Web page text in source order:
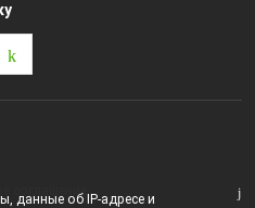
соглашение
данные об IP-адресе и